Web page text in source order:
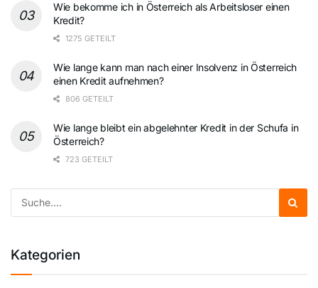
Wie bekomme ich in Österreich als Arbeitsloser einen
Kredit?
1275 GETEILT
Wie lange kann man nach einer Insolvenz in Österreich
einen Kredit aufnehmen?
806 GETEILT
Wie lange bleibt ein abgelehnter Kredit in der Schufa in
Österreich?
723 GETEILT
Kategorien